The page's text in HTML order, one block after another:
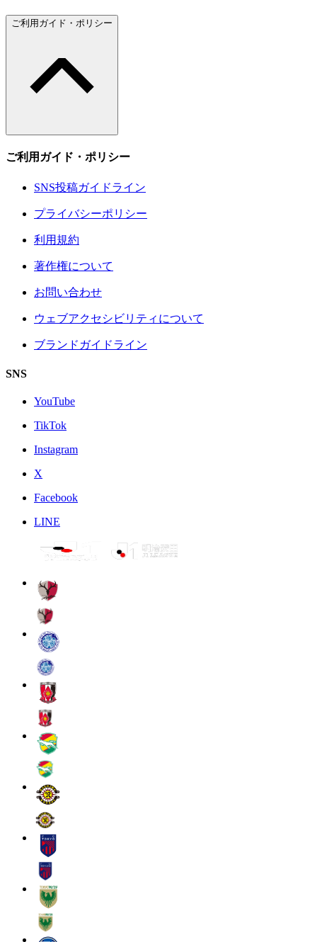
ご利用ガイド・ポリシー
ご利用ガイド・ポリシー
SNS投稿ガイドライン
プライバシーポリシー
利用規約
著作権について
お問い合わせ
ウェブアクセシビリティについて
ブランドガイドライン
SNS
YouTube
TikTok
Instagram
X
Facebook
LINE